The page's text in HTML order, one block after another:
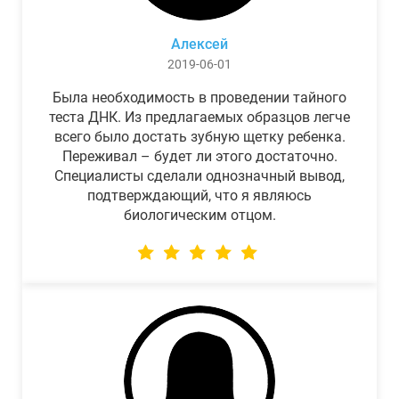
Алексей
2019-06-01
Была необходимость в проведении тайного
теста ДНК. Из предлагаемых образцов легче
всего было достать зубную щетку ребенка.
Переживал – будет ли этого достаточно.
Специалисты сделали однозначный вывод,
подтверждающий, что я являюсь
биологическим отцом.